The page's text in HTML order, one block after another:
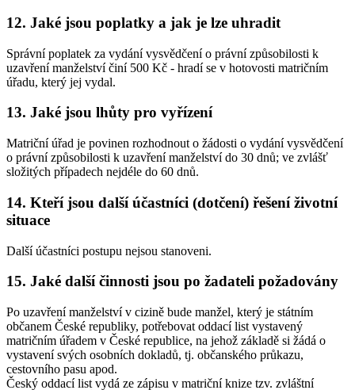
12. Jaké jsou poplatky a jak je lze uhradit
Správní poplatek za vydání vysvědčení o právní způsobilosti k
uzavření manželství činí 500 Kč - hradí se v hotovosti matričním
úřadu, který jej vydal.
13. Jaké jsou lhůty pro vyřízení
Matriční úřad je povinen rozhodnout o žádosti o vydání vysvědčení
o právní způsobilosti k uzavření manželství do 30 dnů; ve zvlášť
složitých případech nejdéle do 60 dnů.
14. Kteří jsou další účastníci (dotčení) řešení životní
situace
Další účastníci postupu nejsou stanoveni.
15. Jaké další činnosti jsou po žadateli požadovány
Po uzavření manželství v cizině bude manžel, který je státním
občanem České republiky, potřebovat oddací list vystavený
matričním úřadem v České republice, na jehož základě si žádá o
vystavení svých osobních dokladů, tj. občanského průkazu,
cestovního pasu apod.
Český oddací list vydá ze zápisu v matriční knize tzv. zvláštní